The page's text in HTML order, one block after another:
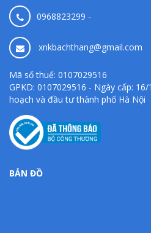
0968823299 -
xnkbachthang@gmail.com
Mã số thuế: 0107029516
GPKD: 0107029516 - Ngày cấp:
hoạch và đầu tư thành phố Hà Nội
BẢN ĐỒ